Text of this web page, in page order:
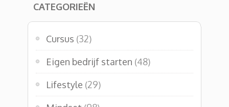
CATEGORIEËN
Cursus (32)
Eigen bedrijf starten (48)
Lifestyle (29)